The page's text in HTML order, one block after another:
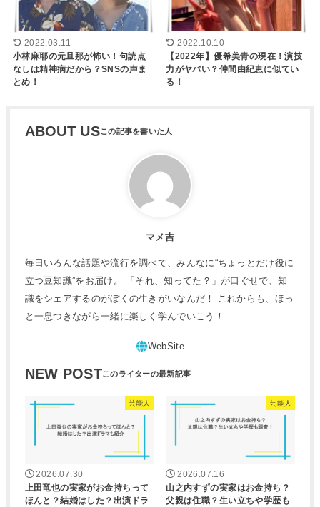
2022.03.11
小林麻耶の元旦那が怖い！句読点
なしは精神病だから？SNSの声ま
とめ！
2022.10.10
【2022年】優希美青の現在！演技
力がヤバい？仲間由紀恵に似てい
る！
ABOUT US
マメ吉
毎日いろんな話題や流行を調べて、みんなに“ちょっとだけ役に
立つ豆知識”をお届け。 「それ、知ってた？」が口ぐせで、知
識をシェアするのがぼくの生きがいなんだ！ これからも、ほっ
と一息つきながら一緒に楽しく学んでいこう！
NEW POST
芸能人
2026.07.30
上田竜也の実家がお金持ちって
ほんと？結婚はした？出演ドラ
芸能人
2026.07.16
山之内すずの実家はお金持ち？
父親は住職？生い立ちや学歴も